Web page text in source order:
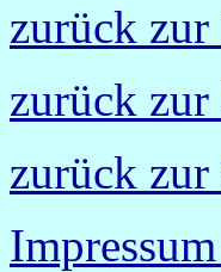
zurück
zurück zur
zurück zur